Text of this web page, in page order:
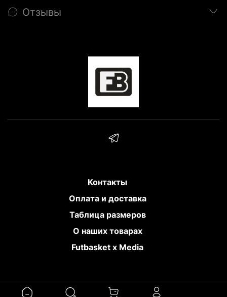
Отзывы
Контакты
Оплата и доставка
Таблица размеров
О наших товарах
Futbasket x Media